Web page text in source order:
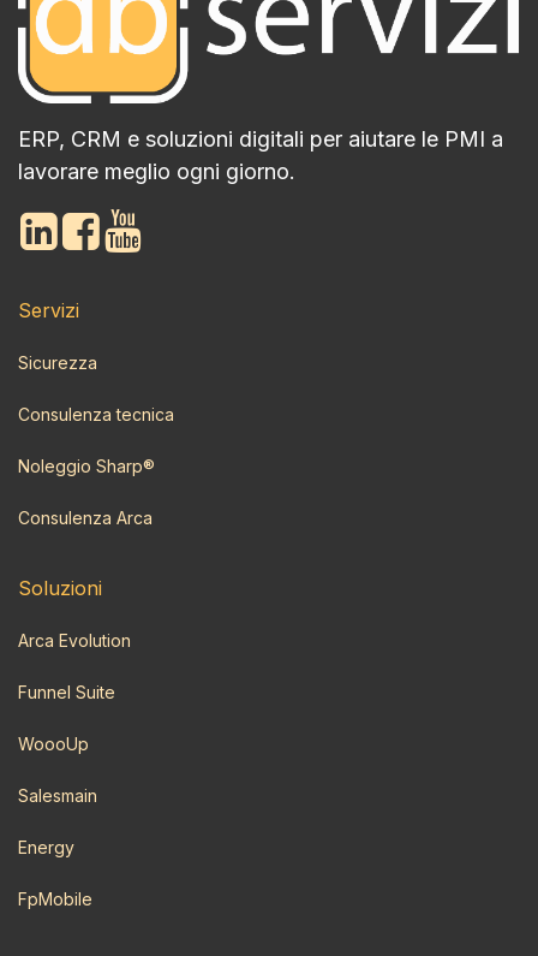
ERP, CRM e soluzioni digitali per aiutare le PMI a
lavorare meglio ogni giorno.
Servizi
Sicurezza
Consulenza tecnica
Noleggio Sharp®
Consulenza Arca
Soluzioni
Arca Evolution
Funnel Suite
WoooUp
Salesmain
Energy
FpMobile